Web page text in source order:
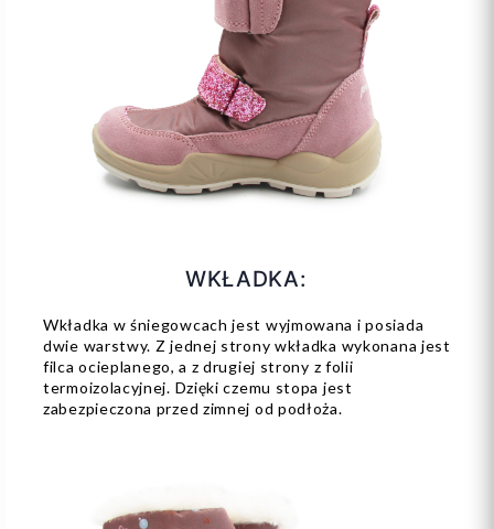
WKŁADKA:
Wkładka w śniegowcach jest wyjmowana i posiada
dwie warstwy. Z jednej strony wkładka wykonana jest
filca ocieplanego, a z drugiej strony z folii
termoizolacyjnej. Dzięki czemu stopa jest
zabezpieczona przed zimnej od podłoża.